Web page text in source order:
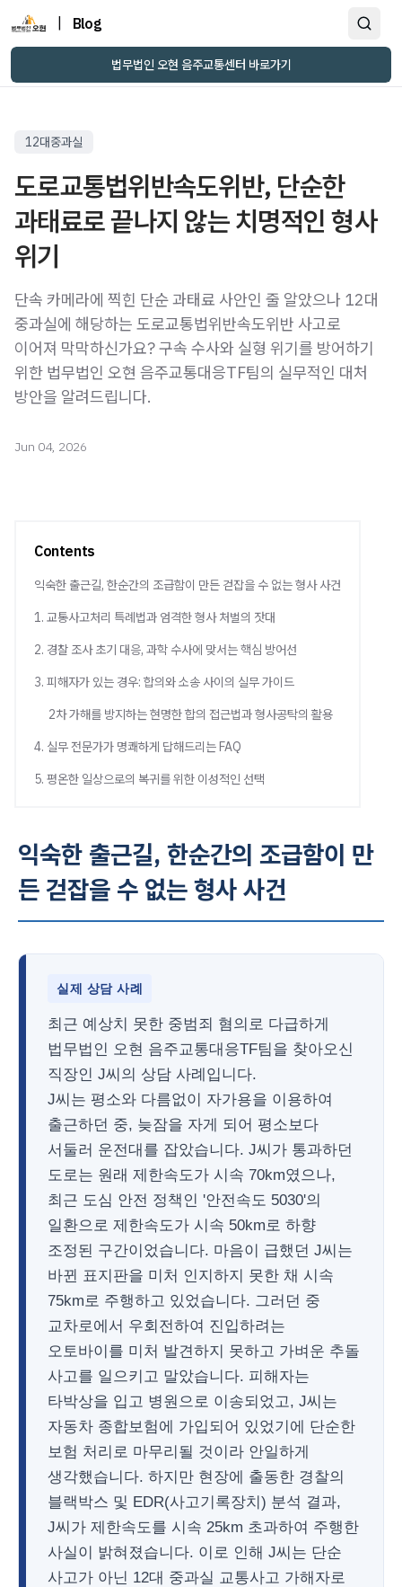
Blog
법무법인 오현 음주교통센터 바로가기
12대중과실
도로교통법위반속도위반, 단순한
과태료로 끝나지 않는 치명적인 형사
위기
단속 카메라에 찍힌 단순 과태료 사안인 줄 알았으나 12대
중과실에 해당하는 도로교통법위반속도위반 사고로
이어져 막막하신가요? 구속 수사와 실형 위기를 방어하기
위한 법무법인 오현 음주교통대응TF팀의 실무적인 대처
Jun 04, 2026
Contents
익숙한 출근길, 한순간의 조급함이 만든 걷잡을 수 없는 형사 사건
1. 교통사고처리 특례법과 엄격한 형사 처벌의 잣대
2. 경찰 조사 초기 대응, 과학 수사에 맞서는 핵심 방어선
3. 피해자가 있는 경우: 합의와 소송 사이의 실무 가이드
2차 가해를 방지하는 현명한 합의 접근법과 형사공탁의 활용
4. 실무 전문가가 명쾌하게 답해드리는 FAQ
5. 평온한 일상으로의 복귀를 위한 이성적인 선택
익숙한 출근길, 한순간의 조급함이 만
든 걷잡을 수 없는 형사 사건
실제 상담 사례
최근 예상치 못한 중범죄 혐의로 다급하게
법무법인 오현 음주교통대응TF팀을 찾아오신
직장인 J씨의 상담 사례입니다.
J씨는 평소와 다름없이 자가용을 이용하여
출근하던 중, 늦잠을 자게 되어 평소보다
서둘러 운전대를 잡았습니다. J씨가 통과하던
도로는 원래 제한속도가 시속 70km였으나,
최근 도심 안전 정책인 '안전속도 5030'의
일환으로 제한속도가 시속 50km로 하향
조정된 구간이었습니다. 마음이 급했던 J씨는
바뀐 표지판을 미처 인지하지 못한 채 시속
75km로 주행하고 있었습니다. 그러던 중
교차로에서 우회전하여 진입하려는
오토바이를 미처 발견하지 못하고 가벼운 추돌
사고를 일으키고 말았습니다. 피해자는
타박상을 입고 병원으로 이송되었고, J씨는
자동차 종합보험에 가입되어 있었기에 단순한
보험 처리로 마무리될 것이라 안일하게
생각했습니다. 하지만 현장에 출동한 경찰의
블랙박스 및 EDR(사고기록장치) 분석 결과,
J씨가 제한속도를 시속 25km 초과하여 주행한
사실이 밝혀졌습니다. 이로 인해 J씨는 단순
사고가 아닌 12대 중과실 교통사고 가해자로